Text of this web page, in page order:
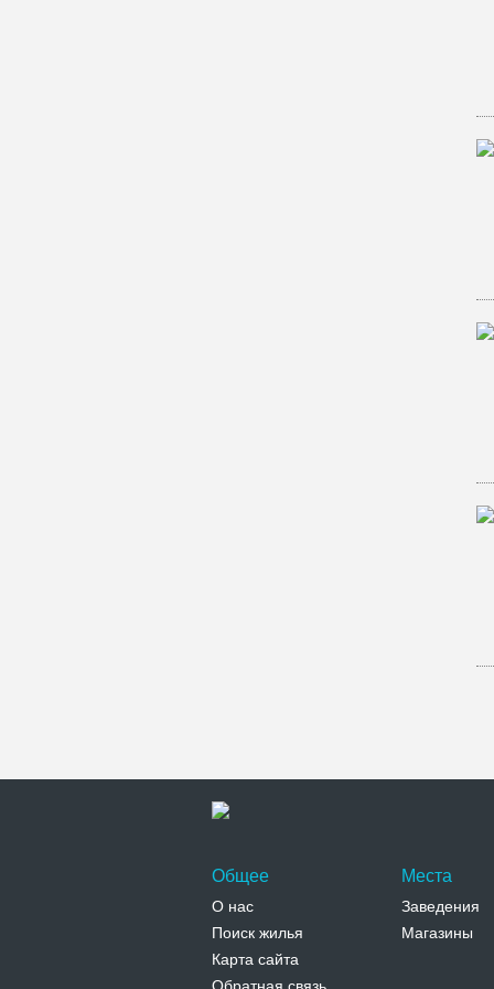
Общее
О нас
Поиск жилья
Карта сайта
Места
Заведения
Магазины